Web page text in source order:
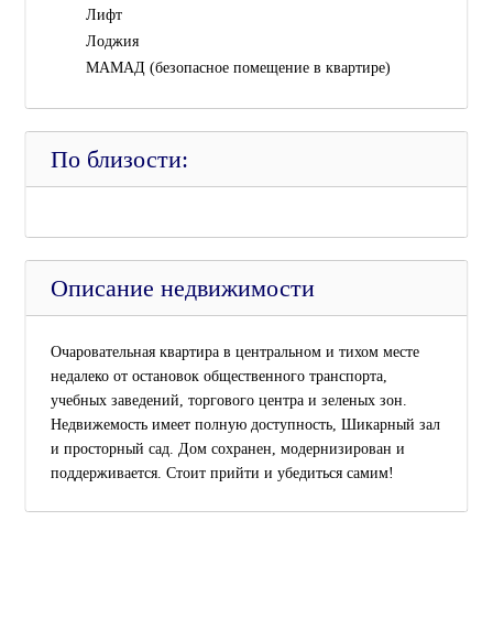
Лифт
Лоджия
МАМАД (безопасное помещение в квартире)
По близости:
Описание недвижимости
Очаровательная квартира в центральном и тихом месте
недалеко от остановок общественного транспорта,
учебных заведений, торгового центра и зеленых зон.
Недвижемость имеет полную доступность, Шикарный зал
и просторный сад. Дом сохранен, модернизирован и
поддерживается. Стоит прийти и убедиться самим!